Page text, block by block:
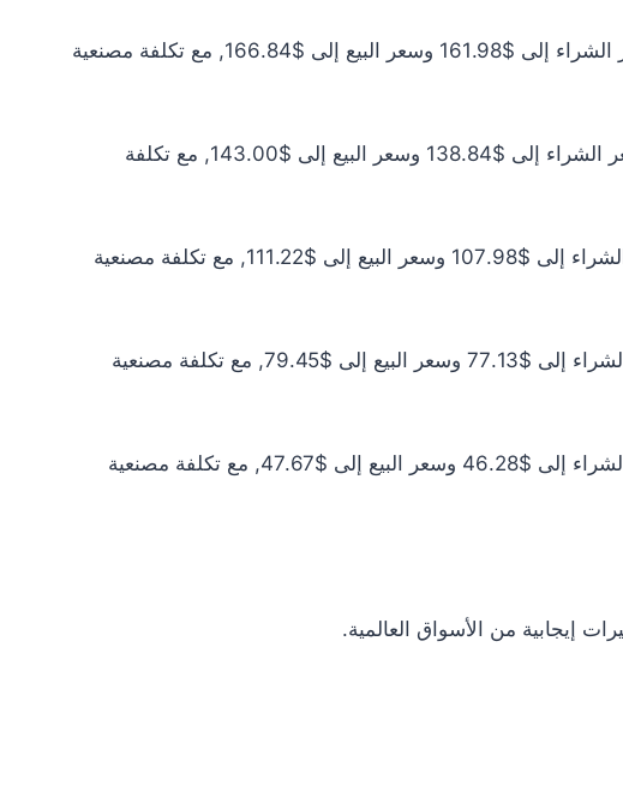
سعر الذهب عيار 21 اليوم يبلغ $147.25 للشراء الخام و$151.67 للبيع الخام. أما مع إضافة المصنعية، فيرتفع سعر الشراء إلى $161.98 وسعر البيع إلى $166.84, مع تكلفة مصنعية
سعر الذهب عيار 18 اليوم يبلغ $126.22 للشراء الخام و$130.00 للبيع الخام. أما مع إضافة المصنعية، فيرتفع سعر الشراء إلى $138.84 وسعر البيع إلى $143.00, مع تكلفة
سعر الذهب عيار 14 اليوم يبلغ $98.17 للشراء الخام و$101.11 للبيع الخام. أما مع إضافة المصنعية، فيرتفع سعر الشراء إلى $107.98 وسعر البيع إلى $111.22, مع تكلفة مصنعية
سعر الذهب عيار 10 اليوم يبلغ $70.12 للشراء الخام و$72.22 للبيع الخام. أما مع إضافة المصنعية، فيرتفع سعر الشراء إلى $77.13 وسعر البيع إلى $79.45, مع تكلفة مصنعية
سعر الذهب عيار 6 اليوم يبلغ $42.07 للشراء الخام و$43.33 للبيع الخام. أما مع إضافة المصنعية، فيرتفع سعر الشراء إلى $46.28 وسعر البيع إلى $47.67, مع تكلفة مصنعية